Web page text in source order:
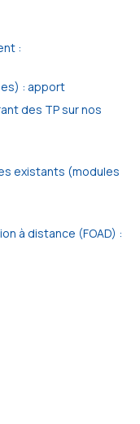
:
: apport
des TP sur nos
existants (modules
à distance (FOAD) :